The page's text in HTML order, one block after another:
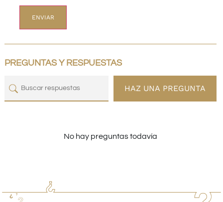
PREGUNTAS Y RESPUESTAS
HAZ UNA PREGUNTA
No hay preguntas todavía